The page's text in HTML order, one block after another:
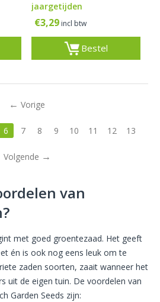
jaargetijden
€3,29 incl btw
Bestel
Vorige
6 7 8 9 10 11 12 13
Volgende
van
met goed groentezaad. Het geeft
én is ook nog eens leuk om te
zaden soorten, zaait wanneer het
uit de eigen tuin. De voordelen van
Garden Seeds zijn: